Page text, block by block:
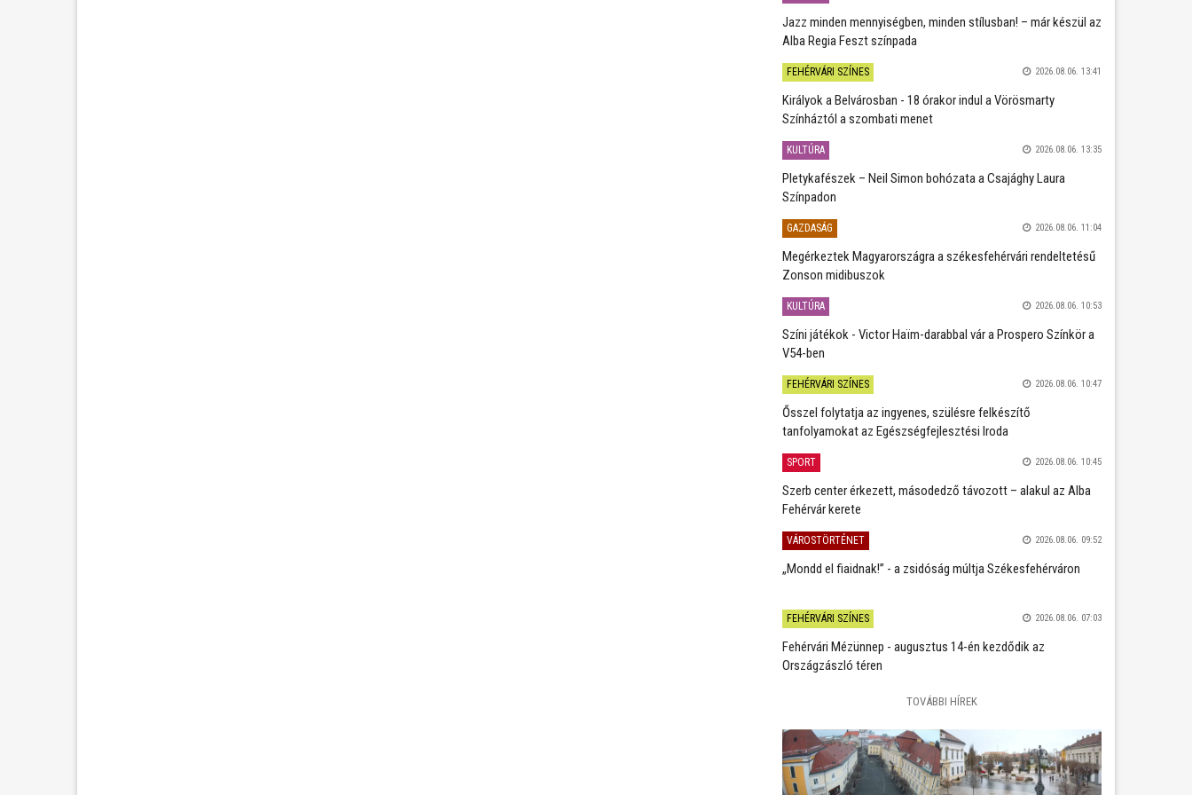
Jazz minden mennyiségben, minden stílusban! – már készül az
Alba Regia Feszt színpada
FEHÉRVÁRI SZÍNES 2026.08.06. 13:41
Királyok a Belvárosban - 18 órakor indul a Vörösmarty
Színháztól a szombati menet
KULTÚRA 2026.08.06. 13:35
Pletykafészek – Neil Simon bohózata a Csajághy Laura
Színpadon
GAZDASÁG 2026.08.06. 11:04
Megérkeztek Magyarországra a székesfehérvári rendeltetésű
Zonson midibuszok
KULTÚRA 2026.08.06. 10:53
Színi játékok - Victor Haïm-darabbal vár a Prospero Színkör a
V54-ben
FEHÉRVÁRI SZÍNES 2026.08.06. 10:47
Ősszel folytatja az ingyenes, szülésre felkészítő
tanfolyamokat az Egészségfejlesztési Iroda
SPORT 2026.08.06. 10:45
Szerb center érkezett, másodedző távozott – alakul az Alba
Fehérvár kerete
VÁROSTÖRTÉNET 2026.08.06. 09:52
„Mondd el fiaidnak!” - a zsidóság múltja Székesfehérváron
FEHÉRVÁRI SZÍNES 2026.08.06. 07:03
Fehérvári Mézünnep - augusztus 14-én kezdődik az
Országzászló téren
TOVÁBBI HÍREK